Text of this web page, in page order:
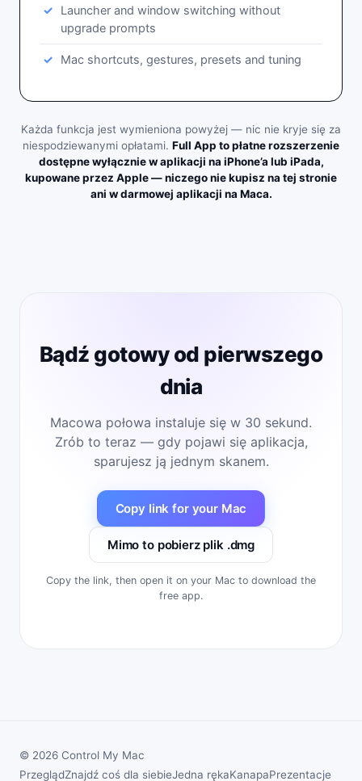
Launcher and window switching without
upgrade prompts
Mac shortcuts, gestures, presets and tuning
Każda funkcja jest wymieniona powyżej — nic nie kryje się za
niespodziewanymi opłatami. Full App to płatne rozszerzenie
dostępne wyłącznie w aplikacji na iPhone’a lub iPada,
kupowane przez Apple — niczego nie kupisz na tej stronie
ani w darmowej aplikacji na Maca.
Bądź gotowy od pierwszego
dnia
Macowa połowa instaluje się w 30 sekund.
Zrób to teraz — gdy pojawi się aplikacja,
sparujesz ją jednym skanem.
Copy link for your Mac
Mimo to pobierz plik .dmg
Copy the link, then open it on your Mac to download the
free app.
© 2026 Control My Mac
PrzeglądZnajdź coś dla siebieJedna rękaKanapaPrezentacje